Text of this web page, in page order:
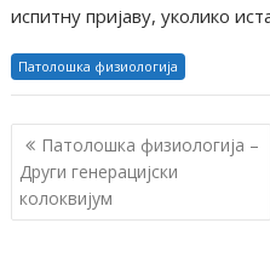
испитну пријаву, уколико
Патолошка физиологија
К
р
е
Патолошка физиологија –
Други генерацијски
колоквијум